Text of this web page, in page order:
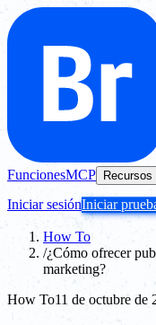
FuncionesMCP Recursos
Iniciar sesiónIniciar
How To
/¿Cómo ofrecer
marketing?
How To11 de octubre de